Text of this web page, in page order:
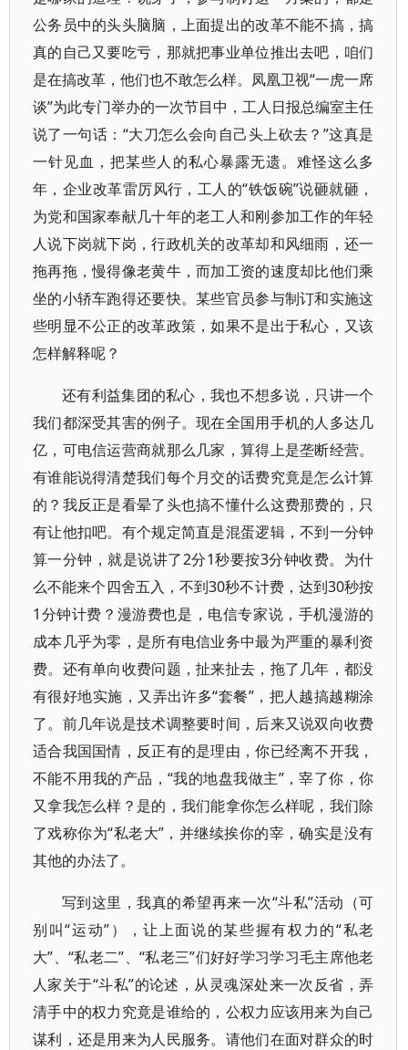
公务员中的头头脑脑，上面提出的改革不能不搞，搞
真的自己又要吃亏，那就把事业单位推出去吧，咱们
是在搞改革，他们也不敢怎么样。凤凰卫视“一虎一席
谈”为此专门举办的一次节目中，工人日报总编室主任
说了一句话：“大刀怎么会向自己头上砍去？”这真是
一针见血，把某些人的私心暴露无遗。难怪这么多
年，企业改革雷厉风行，工人的“铁饭碗”说砸就砸，
为党和国家奉献几十年的老工人和刚参加工作的年轻
人说下岗就下岗，行政机关的改革却和风细雨，还一
拖再拖，慢得像老黄牛，而加工资的速度却比他们乘
坐的小轿车跑得还要快。某些官员参与制订和实施这
些明显不公正的改革政策，如果不是出于私心，又该
怎样解释呢？
还有利益集团的私心，我也不想多说，只讲一个
我们都深受其害的例子。现在全国用手机的人多达几
亿，可电信运营商就那么几家，算得上是垄断经营。
有谁能说得清楚我们每个月交的话费究竟是怎么计算
的？我反正是看晕了头也搞不懂什么这费那费的，只
有让他扣吧。有个规定简直是混蛋逻辑，不到一分钟
算一分钟，就是说讲了2分1秒要按3分钟收费。为什
么不能来个四舍五入，不到30秒不计费，达到30秒按
1分钟计费？漫游费也是，电信专家说，手机漫游的
成本几乎为零，是所有电信业务中最为严重的暴利资
费。还有单向收费问题，扯来扯去，拖了几年，都没
有很好地实施，又弄出许多“套餐”，把人越搞越糊涂
了。前几年说是技术调整要时间，后来又说双向收费
适合我国国情，反正有的是理由，你已经离不开我，
不能不用我的产品，“我的地盘我做主”，宰了你，你
又拿我怎么样？是的，我们能拿你怎么样呢，我们除
了戏称你为“私老大”，并继续挨你的宰，确实是没有
其他的办法了。
写到这里，我真的希望再来一次“斗私”活动（可
别叫“运动”），让上面说的某些握有权力的“私老
大”、“私老二”、“私老三”们好好学习学习毛主席他老
人家关于“斗私”的论述，从灵魂深处来一次反省，弄
清手中的权力究竟是谁给的，公权力应该用来为自己
谋利，还是用来为人民服务。请他们在面对群众的时